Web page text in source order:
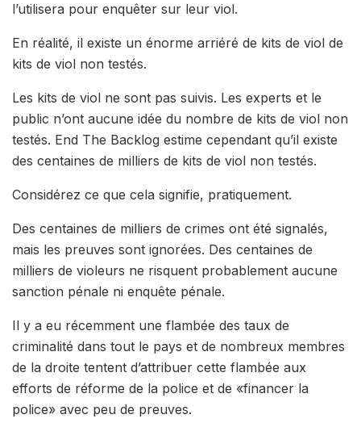
l’utilisera pour enquêter sur leur viol.
En réalité, il existe un énorme arriéré de kits de viol de
kits de viol non testés.
Les kits de viol ne sont pas suivis. Les experts et le
public n’ont aucune idée du nombre de kits de viol non
testés. End The Backlog estime cependant qu’il existe
des centaines de milliers de kits de viol non testés.
Considérez ce que cela signifie, pratiquement.
Des centaines de milliers de crimes ont été signalés,
mais les preuves sont ignorées. Des centaines de
milliers de violeurs ne risquent probablement aucune
sanction pénale ni enquête pénale.
Il y a eu récemment une flambée des taux de
criminalité dans tout le pays et de nombreux membres
de la droite tentent d’attribuer cette flambée aux
efforts de réforme de la police et de «financer la
police» avec peu de preuves.